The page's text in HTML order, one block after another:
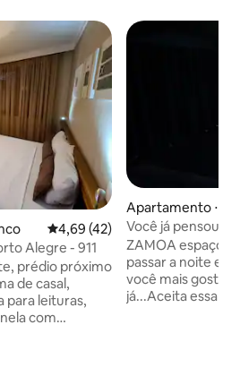
4,69 de uma avaliação média
4,69 (42)
Alegre - 911
prédio próximo
de casal,
para leituras,
Apartamento ⋅
Você já pensou
cinema?
ZAMOA espaço Você já pensou em
passar a noite
você mais gosta? Achamos que
já...Aceita essa